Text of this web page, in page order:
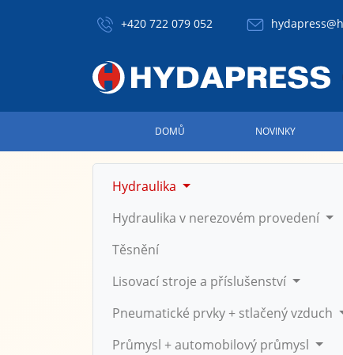
+420 722 079 052
DOMŮ NOVINKY
Hydraulika
Hydraulika v nerezovém provedení
Těsnění
Lisovací stroje a příslušenství
Pneumatické prvky + stlačený vzduch
Průmysl + automobilový průmysl